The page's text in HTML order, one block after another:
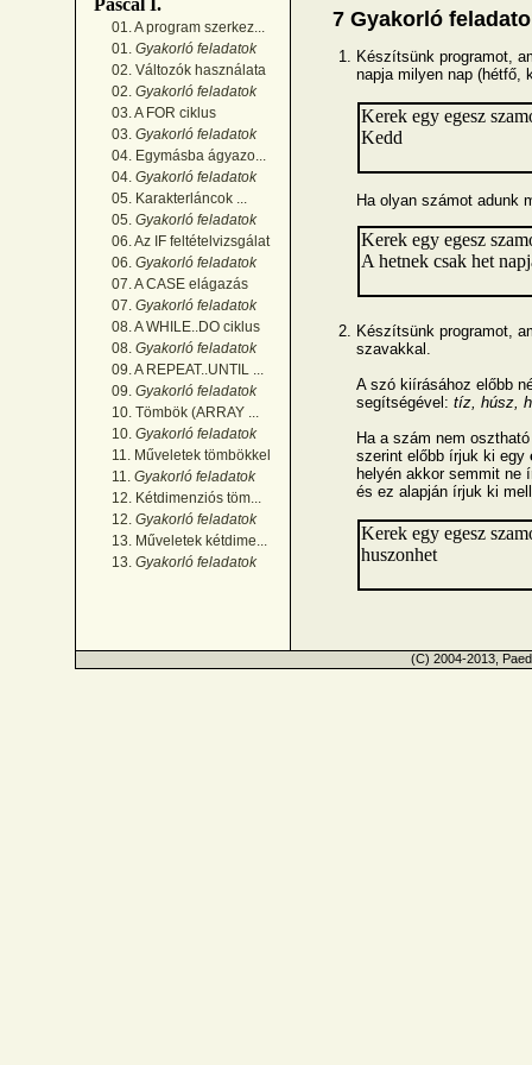
Pascal I.
01. A program szerkez...
01. Gyakorló feladatok
02. Változók használata
02. Gyakorló feladatok
03. A FOR ciklus
03. Gyakorló feladatok
04. Egymásba ágyazo...
04. Gyakorló feladatok
05. Karakterláncok ...
05. Gyakorló feladatok
06. Az IF feltételvizsgálat
06. Gyakorló feladatok
07. A CASE elágazás
07. Gyakorló feladatok
08. A WHILE..DO ciklus
08. Gyakorló feladatok
09. A REPEAT..UNTIL ...
09. Gyakorló feladatok
10. Tömbök (ARRAY ...
10. Gyakorló feladatok
11. Műveletek tömbökkel
11. Gyakorló feladatok
12. Kétdimenziós töm...
12. Gyakorló feladatok
13. Műveletek kétdime...
13. Gyakorló feladatok
7 Gyakorló
Készítsünk programot,
napja milyen nap (hétfő,
Kerek egy egesz
Kedd
Ha olyan számot adunk
Kerek egy egesz
A hetnek csak het
Készítsünk programot,
szavakkal.
A szó kiírásához előbb
segítségével: tíz, húsz,
Ha a szám nem
szerint előbb írjuk ki egy
helyén akkor semmit ne
és ez alapján írjuk ki
Kerek egy egesz
huszonhet
(C) 2004-2013,